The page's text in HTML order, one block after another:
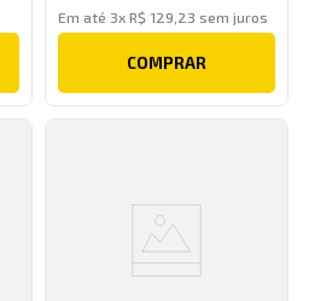
Em até 3x R$ 129 23 sem juros
COMPRAR